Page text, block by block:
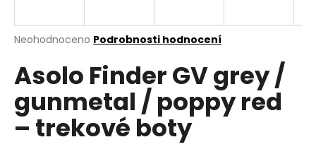
Průměrné
produktu
je
z
5
hvězdiček.
Neohodnoceno Podrobnosti hodnocení
Asolo Finder GV grey /
gunmetal / poppy red
– trekové boty
j
t
?